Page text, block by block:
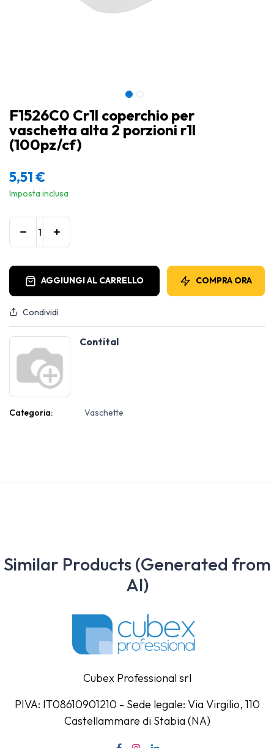
F1526C0 Cr1l coperchio per
vaschetta alta 2 porzioni r1l
(100pz/cf)
5,51€
Imposta inclusa
AGGIUNGI AL CARRELLO COMPRA ORA
Condividi
Contital
Categoria: Vaschette
Similar Products (Generated from
AI)
Cubex Professional srl
PIVA: IT08610901210 - Sede legale: Via Virgilio, 110
Castellammare di Stabia (NA)